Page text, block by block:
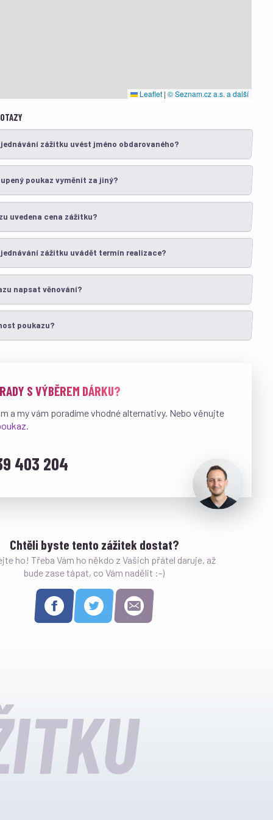
Leaflet | © Seznam.cz a.s. a další
zážitku uvést jméno obdarovaného?
poukaz vyměnit za jiný?
uvedena cena zážitku?
zážitku uvádět termín realizace?
napsat věnování?
poukazu?
S VÝBĚREM DÁRKU?
a my vám poradíme vhodné alternativy. Nebo věnujte
.
403 204
Chtěli byste tento zážitek dostat?
ho! Třeba Vám ho někdo z Vašich přátel daruje, až
bude zase tápat, co Vám nadělit :-)